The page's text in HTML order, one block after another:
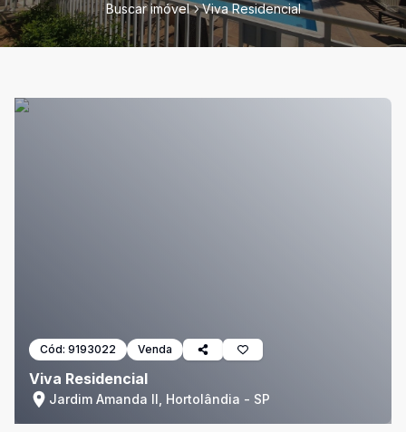
Buscar imóvel Viva Residencial
Cód: 9193022 Venda
Viva Residencial
Jardim Amanda II, Hortolândia - SP